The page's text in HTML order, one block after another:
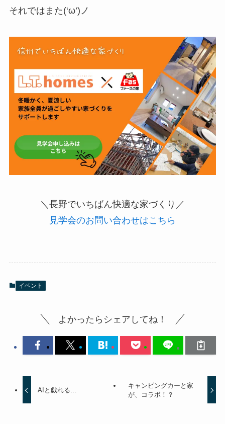
それではまた(‘ω’)ノ
＼長野でいちばん快適な家づくり／
見学会のお問い合わせはこちら
イベント
よかったらシェアしてね！
AIと戯れる…
キャンピングカーと家
が、コラボ！？